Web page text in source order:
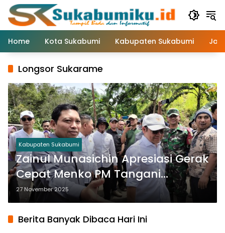
Langsung
konten
Home
Kota Sukabumi Kabupaten Sukabumi
Longsor Sukarame
Kabupaten Sukabumi
Zainul Munasichin Apresiasi Gerak
Cepat Menko PM Tangani
Relokasi Korban Longsor
Sukarame
27 November 2025
Berita Banyak Dibaca Hari Ini